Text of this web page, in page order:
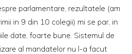
parlamentare, rezultatele (am
in 9 din 10 colegii) mi se par, in
date, foarte bune. Sistemul de
al mandatelor nu l-a facut